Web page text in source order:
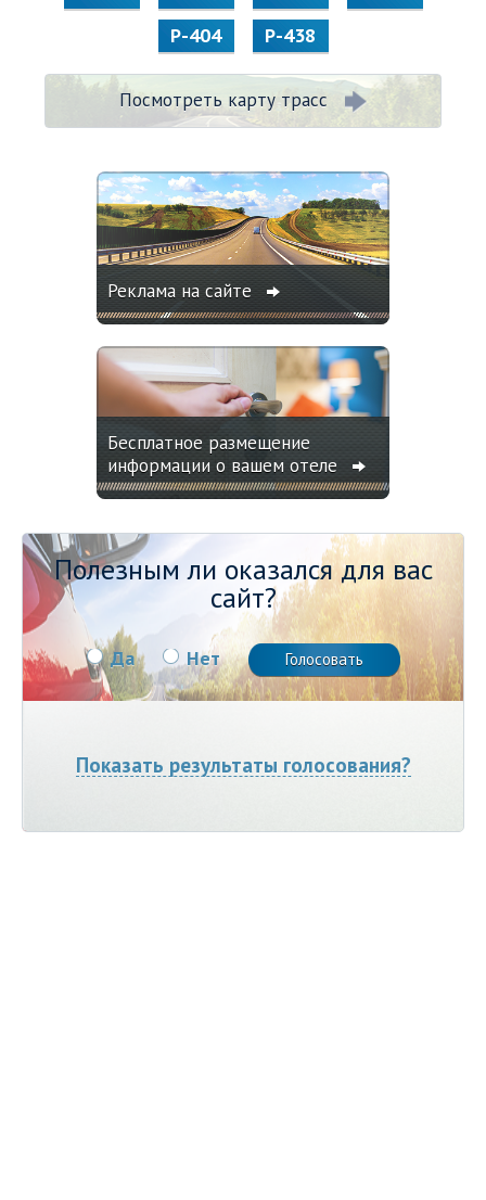
Р-404
Р-438
Посмотреть карту трасс
Реклама на сайте
Бесплатное размещение
информации о вашем отеле
Полезным ли оказался для вас
сайт?
Да Нет
Показать результаты голосования?